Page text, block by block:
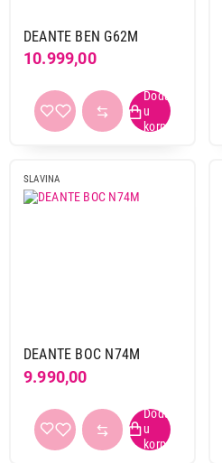
DEANTE BEN G62M
10.999,00
SLAVINA
DEANTE BOC N74M
9.990,00